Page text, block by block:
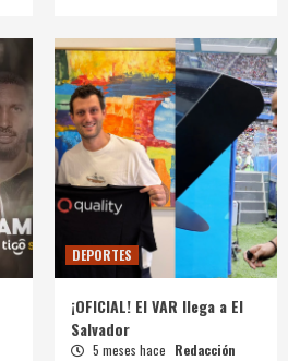
DEPORTES
¡OFICIAL! El VAR llega a El
Salvador
5 meses hace Redacción